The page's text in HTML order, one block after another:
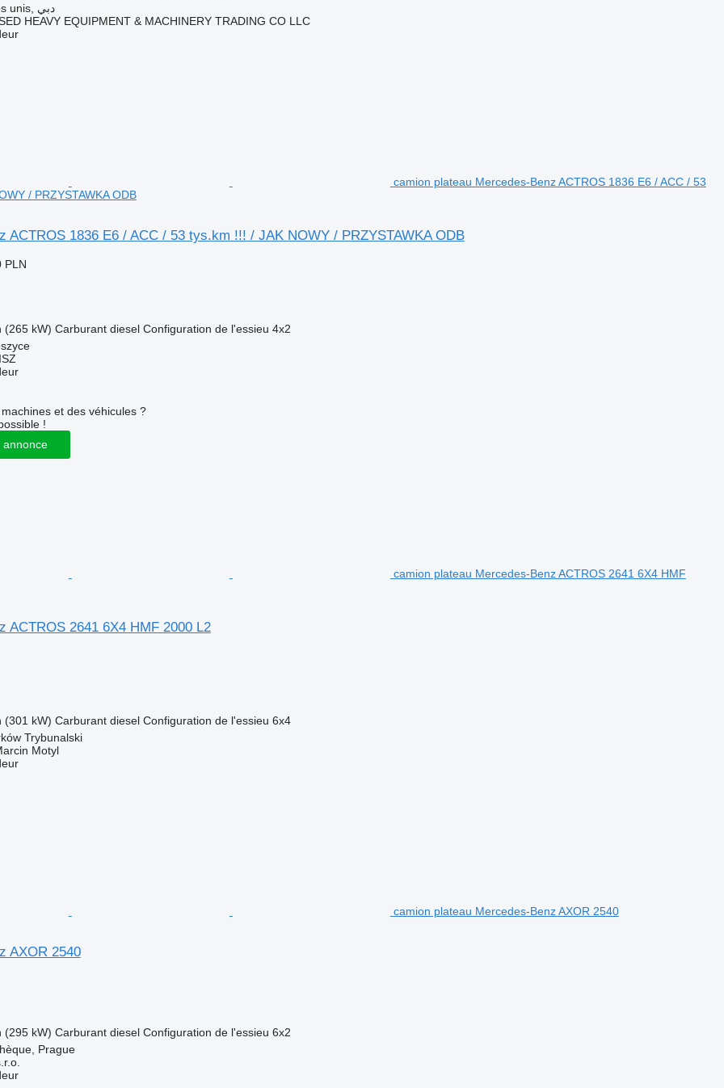
Émirats arabes unis, دبي
HEAVY EQUIPMENT & MACHINERY TRADING CO LLC
camion plateau Mercedes-Benz ACTROS 1836 E6 / ACC / 53
/ PRZYSTAWKA ODB
ACTROS 1836 E6 / ACC / 53 tys.km !!! / JAK NOWY / PRZYSTAWKA ODB
PLN
(265 kW) Carburant diesel Configuration de l'essieu 4x2
et des véhicules ?
!
annonce
camion plateau Mercedes-Benz ACTROS 2641 6X4 HMF
ACTROS 2641 6X4 HMF 2000 L2
(301 kW) Carburant diesel Configuration de l'essieu 6x4
Trybunalski
Motyl
camion plateau Mercedes-Benz AXOR 2540
AXOR 2540
(295 kW) Carburant diesel Configuration de l'essieu 6x2
Prague